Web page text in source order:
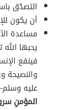
التصدّق
أن يكون
مساعدة
يحبها
فينفع
والنصيحة
عليه
المؤمنِ